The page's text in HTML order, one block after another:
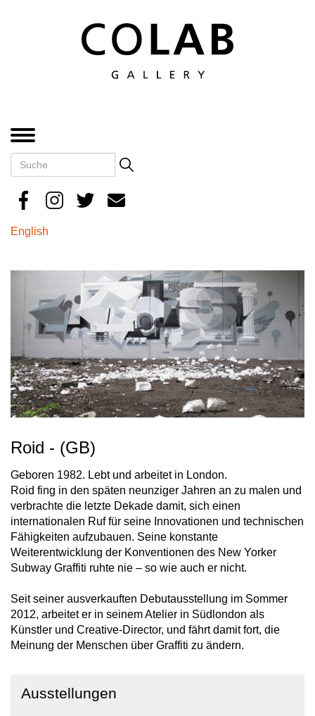
Search
Suche
English
Roid - (GB)
Geboren 1982. Lebt und arbeitet in London.
Roid fing in den späten neunziger Jahren an zu malen und
verbrachte die letzte Dekade damit, sich einen
internationalen Ruf für seine Innovationen und technischen
Fähigkeiten aufzubauen. Seine konstante
Weiterentwicklung der Konventionen des New Yorker
Subway Graffiti ruhte nie – so wie auch er nicht.
Seit seiner ausverkauften Debutausstellung im Sommer
2012, arbeitet er in seinem Atelier in Südlondon als
Künstler und Creative-Director, und fährt damit fort, die
Meinung der Menschen über Graffiti zu ändern.
Ausstellungen